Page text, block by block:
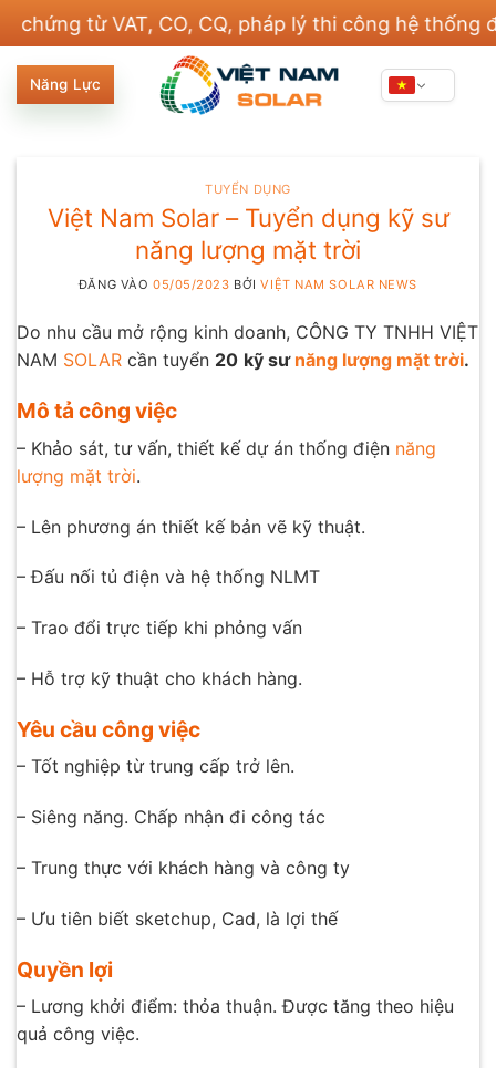
nội
dung
từ VAT, CO, CQ, pháp lý thi công hệ thống điện
Năng Lực
TUYỂN DỤNG
Việt Nam Solar – Tuyển dụng kỹ sư
năng lượng mặt trời
ĐĂNG VÀO 05/05/2023 BỞIVIỆT NAM SOLAR NEWS
Do nhu cầu mở rộng kinh doanh, CÔNG TY TNHH VIỆT
NAM SOLAR cần tuyển 20 kỹ sư năng lượng mặt trời.
Mô tả công việc
– Khảo sát, tư vấn, thiết kế dự án thống điện năng
lượng mặt trời.
– Lên phương án thiết kế bản vẽ kỹ thuật.
– Đấu nối tủ điện và hệ thống NLMT
– Trao đổi trực tiếp khi phỏng vấn
– Hỗ trợ kỹ thuật cho khách hàng.
Yêu cầu công việc
– Tốt nghiệp từ trung cấp trở lên.
– Siêng năng. Chấp nhận đi công tác
– Trung thực với khách hàng và công ty
– Ưu tiên biết sketchup, Cad, là lợi thế
Quyền lợi
– Lương khởi điểm: thỏa thuận. Được tăng theo hiệu
quả công việc.